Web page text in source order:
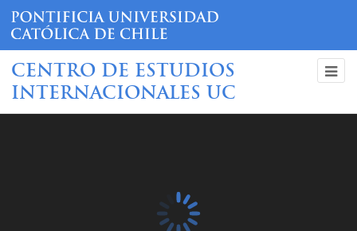
CENTRO DE ESTUDIOS
INTERNACIONALES UC